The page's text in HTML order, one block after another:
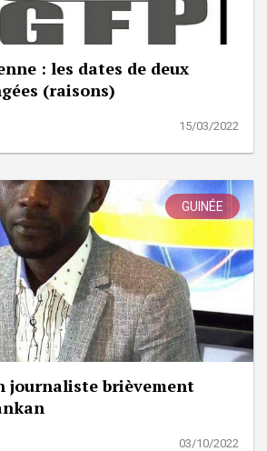
: les dates de deux
(raisons)
15/03/2022
GUINÉE
journaliste brièvement
03/10/2022